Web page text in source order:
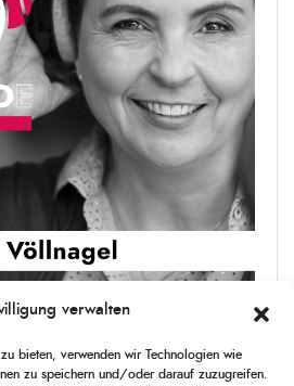
verwalten
bieten, verwenden wir Technologien wie
zu speichern und/oder darauf zuzugreifen.
unterschiedlichen Kontinenten gelebt
Sprachen und berichtet